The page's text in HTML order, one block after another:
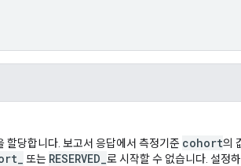
할당합니다. 보고서 응답에서 측정기준 cohort의
또는 RESERVED_ 로 시작할 수 없습니다. 설정